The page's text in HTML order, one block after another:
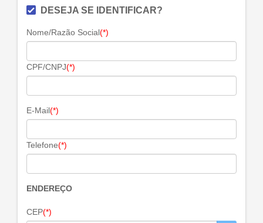
DESEJA SE IDENTIFICAR?
Nome/Razão Social(*)
CPF/CNPJ(*)
E-Mail(*)
Telefone(*)
ENDEREÇO
CEP(*)